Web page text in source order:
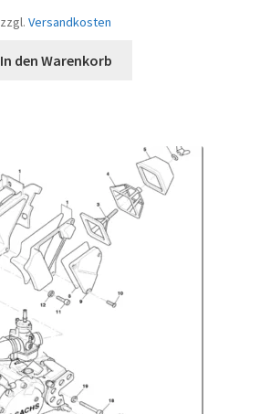
zzgl. Versandkosten
In den Warenkorb